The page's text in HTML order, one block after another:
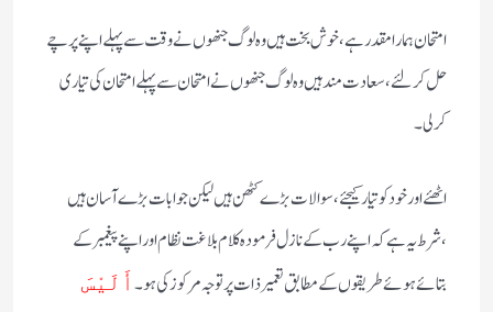
امتحان ہمارامقدرہے ،خوش بخت ہیں وہ لوگ جنھوں نے وقت سے پہلے اپنے پرچے
حل کرلئے ،سعادت مندہیں وہ لوگ جنھوں نے امتحان سے پہلے امتحان کی تیاری
کرلی۔
اٹھئے اورخودکوتیارکیجئے،سوالات بڑے کٹھن ہیں لیکن جوابات بڑے آسان ہیں
،شرط یہ ہے کہ اپنے رب کے نازل فرمودہ کلام بلاغت نظام اوراپنے پیغمبرکے
بتائے ہوئے طریقوں کے مطابق تعمیرذات پرتوجہ مرکوزکی ہو۔ أَلَیْسَ